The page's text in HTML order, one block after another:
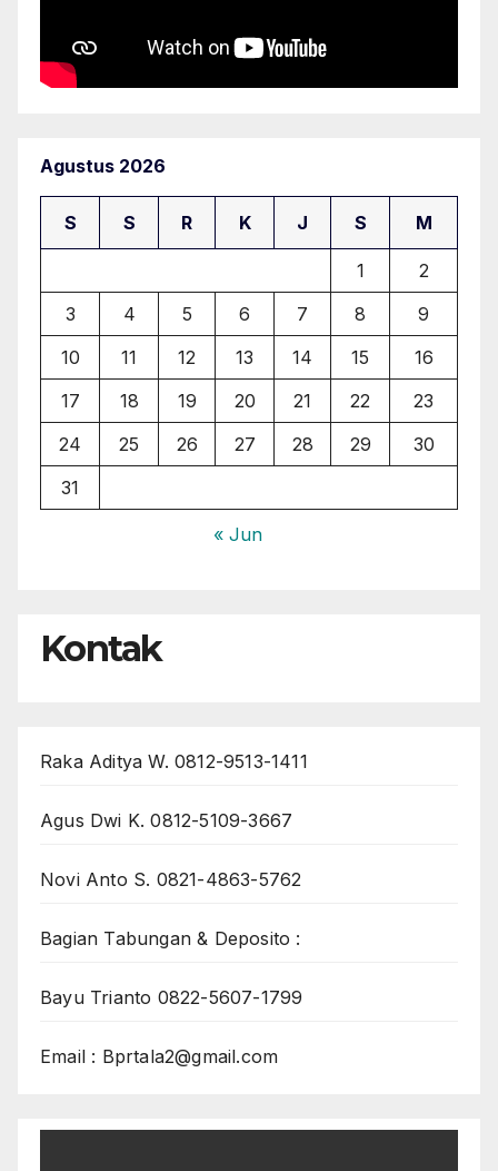
Agustus 2026
S S R K J S M
1
2
3
4 5 6 7 8
9
10
11 12 13 14 15
16
17
18 19 20 21 22
23
24
25 26 27 28 29
30
31
« Jun
Kontak
Raka Aditya W. 0812-9513-1411
Agus Dwi K. 0812-5109-3667
Novi Anto S. 0821-4863-5762
Bagian Tabungan & Deposito :
Bayu Trianto 0822-5607-1799
Email : Bprtala2@gmail.com